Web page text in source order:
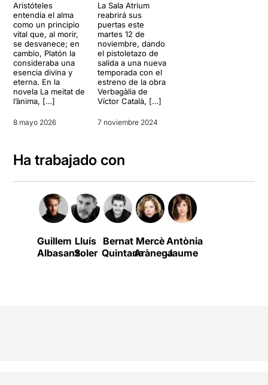
Aristóteles
entendía el alma
como un principio
vital que, al morir,
se desvanece; en
cambio, Platón la
consideraba una
esencia divina y
eterna. En la
novela La meitat de
l’ànima, […]
8 mayo 2026
La Sala Atrium
reabrirá sus
puertas este
martes 12 de
noviembre, dando
el pistoletazo de
salida a una nueva
temporada con el
estreno de la obra
Verbagàlia de
Víctor Català, […]
7 noviembre 2024
Ha trabajado con
Guillem
Albasanz
Lluís
Soler
Bernat
Quintana
Mercè
Arànega
Antònia
Jaume